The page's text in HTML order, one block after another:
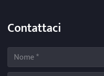
Contattaci